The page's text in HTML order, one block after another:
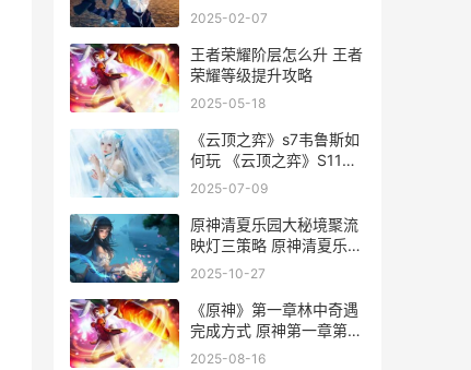
改
2025-02-07
王者荣耀阶层怎么升 王者
荣耀等级提升攻略
2025-05-18
《云顶之弈》s7韦鲁斯如
何玩 《云顶之弈》S11赛
季中都有什么羁绊
2025-07-09
原神清夏乐园大秘境聚流
映灯三策略 原神清夏乐园
大秘境剧情
2025-10-27
《原神》第一章林中奇遇
完成方式 原神第一章第四
幕攻略
2025-08-16